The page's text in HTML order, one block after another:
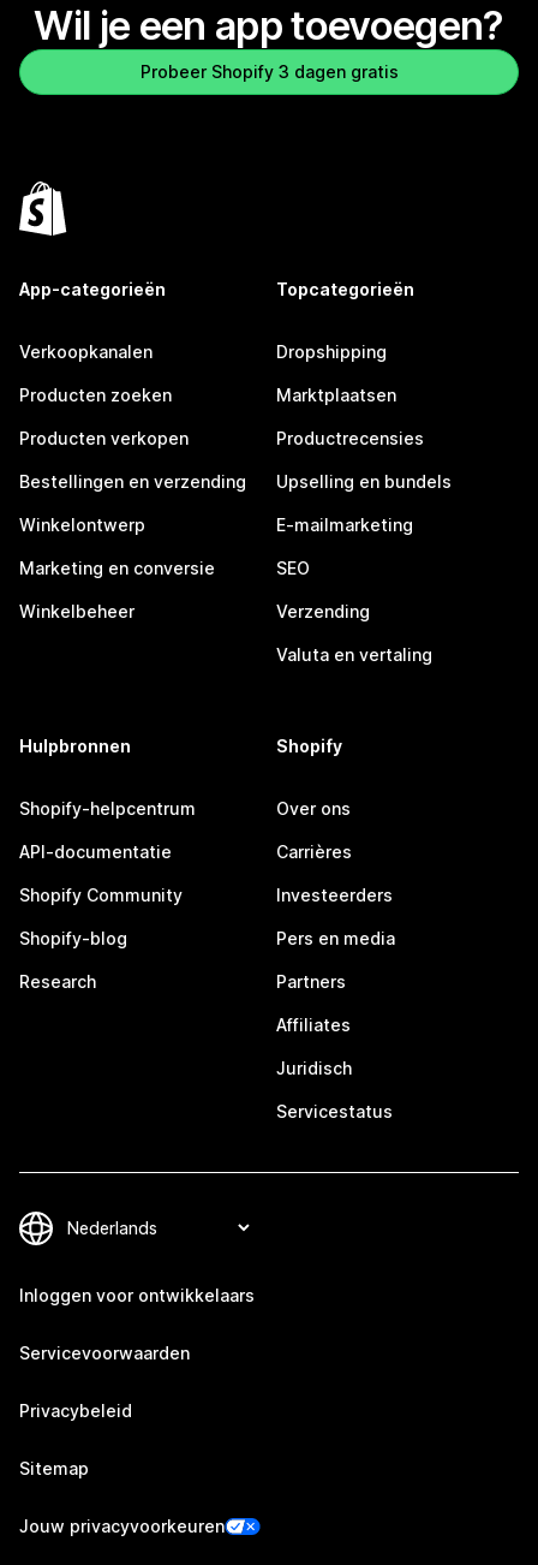
Wil je een app toevoegen?
Probeer Shopify 3 dagen gratis
App-categorieën
Verkoopkanalen
Producten zoeken
Producten verkopen
Bestellingen en verzending
Winkelontwerp
Marketing en conversie
Winkelbeheer
Topcategorieën
Dropshipping
Marktplaatsen
Productrecensies
Upselling en bundels
E-mailmarketing
SEO
Verzending
Valuta en vertaling
Hulpbronnen
Shopify-helpcentrum
API-documentatie
Shopify Community
Shopify-blog
Research
Shopify
Over ons
Carrières
Investeerders
Pers en media
Partners
Affiliates
Juridisch
Servicestatus
Inloggen voor ontwikkelaars
Servicevoorwaarden
Privacybeleid
Sitemap
Jouw privacyvoorkeuren